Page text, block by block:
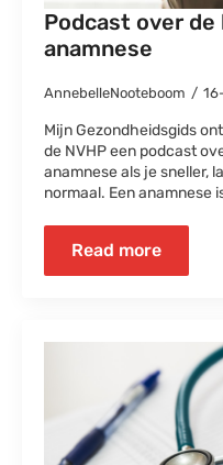
Podcast over
anamnese
AnnebelleNooteboom
Mijn Gezondheidsgids
de NVHP een podcast
anamnese als je sneller,
normaal. Een anamnese
Read more